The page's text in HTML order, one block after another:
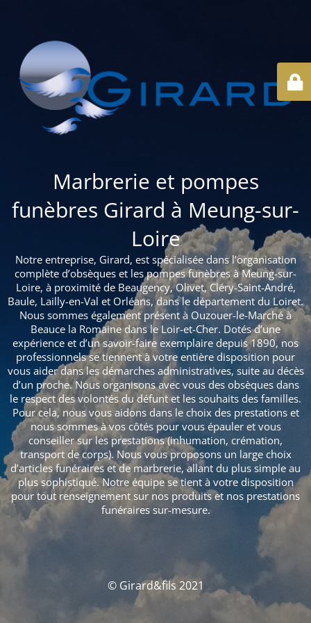
Marbrerie et pompes
funèbres Girard à Meung-sur-
Loire
Notre entreprise, Girard, est spécialisée dans l’organisation
complète d’obsèques et les pompes funèbres à Meung-sur-
Loire, à proximité de Beaugency, Olivet, Cléry-Saint-André,
Baule, Lailly-en-Val et Orléans, dans le département du Loiret.
Nous sommes également présent à Ouzouer-le-Marché à
Beauce la Romaine dans le Loir-et-Cher. Dotés d’une
expérience et d’un savoir-faire exemplaire depuis 1890, nos
professionnels se tiennent à votre entière disposition pour
vous aider dans les démarches administratives, suite au décès
d’un proche. Nous organisons avec vous des obsèques dans
le respect des volontés du défunt et les souhaits des familles.
Pour cela, nous vous aidons dans le choix des prestations et
nous sommes à vos côtés pour vous épauler et vous
conseiller sur les prestations (inhumation, crémation,
transport de corps). Nous vous proposons un large choix
d’articles funéraires et de marbrerie, allant du plus simple au
plus sophistiqué. Notre équipe se tient à votre disposition
pour tout renseignement sur nos produits et nos prestations
funéraires sur-mesure.
© Girard&fils 2021